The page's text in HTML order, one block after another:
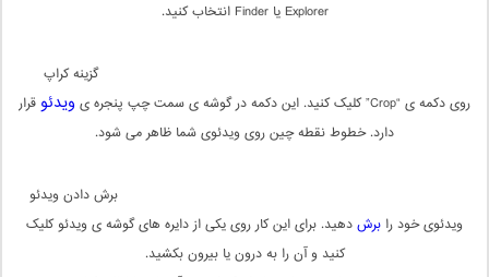
Explorer یا Finder انتخاب کنید.
گزینه کراپ
روی دکمه ی “Crop” کلیک کنید. این دکمه در گوشه ی سمت چپ پنجره ی
ویدئوقرار
دارد. خطوط نقطه چین روی ویدئوی شما ظاهر می شود.
برش دادن ویدئو
ویدئوی خود را برشدهید. برای این کار روی یکی از دایره های گوشه ی ویدئو کلیک
کنید و آن را به درون یا بیرون بکشید.